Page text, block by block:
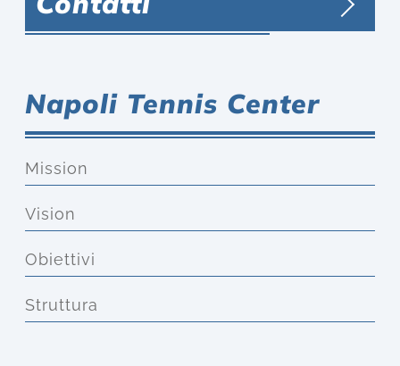
Napoli Tennis Center
Mission
Vision
Obiettivi
Struttura